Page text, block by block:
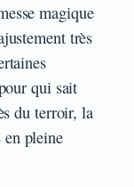
magique
très
qui sait
du terroir, la
en pleine